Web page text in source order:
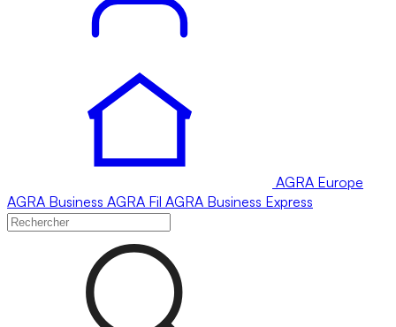
AGRA Europe
AGRA Business AGRA Fil AGRA Business Express